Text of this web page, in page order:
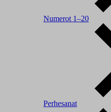
Numerot 1–20
Perhesanat